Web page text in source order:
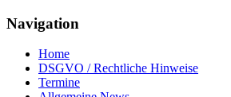
Navigation
Home
DSGVO / Rechtliche Hinweise
Termine